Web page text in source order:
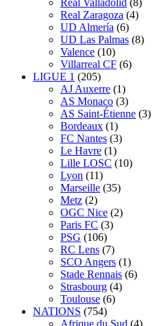
Real Valladolid (8)
Real Zaragoza (4)
UD Almería (6)
UD Las Palmas (8)
Valence (10)
Villarreal CF (6)
LIGUE 1 (205)
AJ Auxerre (1)
AS Monaco (3)
AS Saint-Étienne (3)
Bordeaux (1)
FC Nantes (3)
Le Havre (1)
Lille LOSC (10)
Lyon (11)
Marseille (35)
Metz (2)
OGC Nice (2)
Paris FC (3)
PSG (106)
RC Lens (7)
SCO Angers (1)
Stade Rennais (6)
Strasbourg (4)
Toulouse (6)
NATIONS (754)